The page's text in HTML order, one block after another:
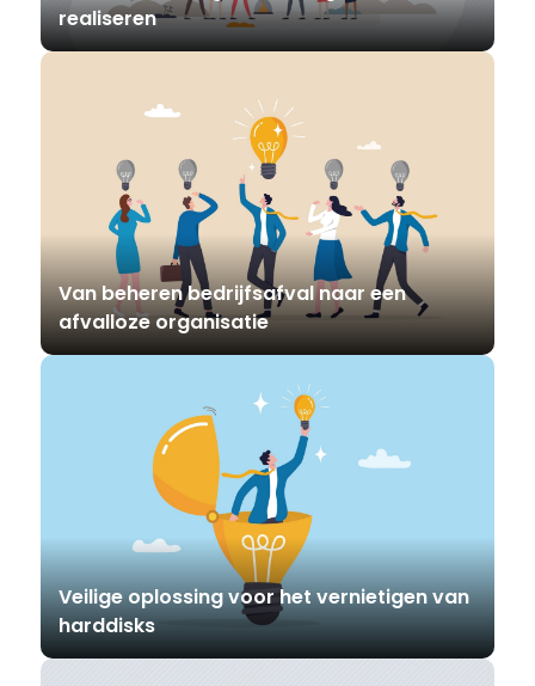
realiseren
Van beheren bedrijfsafval naar een
afvalloze organisatie
Veilige oplossing voor het vernietigen van
harddisks